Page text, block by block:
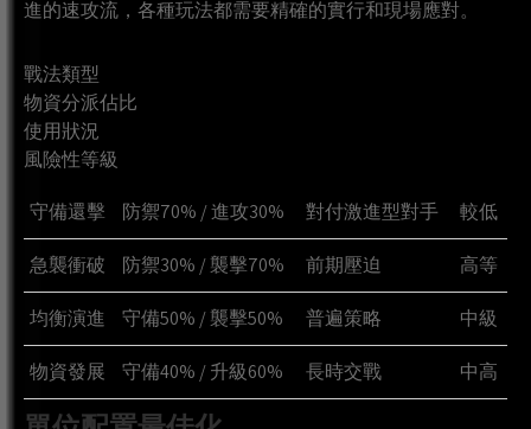
進的速攻流，各種玩法都需要精確的實行和現場應對。
戰法類型
物資分派佔比
使用狀況
風險性等級
守備還擊 防禦70% / 進攻30% 對付激進型對手 較低
急襲衝破 防禦30% / 襲擊70% 前期壓迫 高等
均衡演進 守備50% / 襲擊50% 普遍策略 中級
物資發展 守備40% / 升級60% 長時交戰 中高